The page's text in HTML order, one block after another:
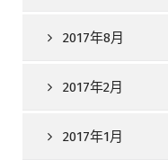
2017年8月
2017年2月
2017年1月